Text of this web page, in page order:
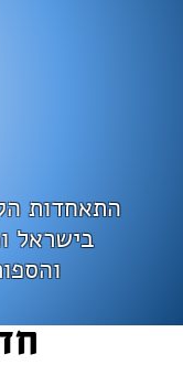
התאחדות
בישראל